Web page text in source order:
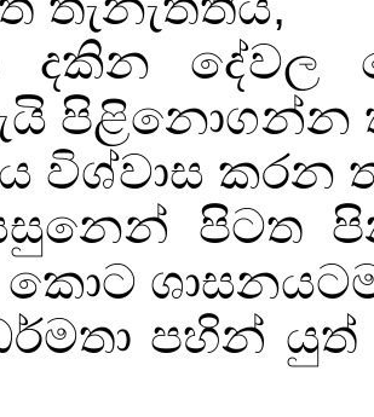
දකින දේවල
පිළිනොගන්න
විශ්වාස කරන
පිටත
පහින් යුත්